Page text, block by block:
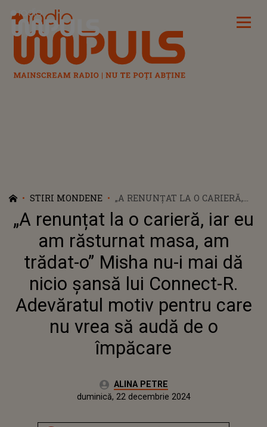
Radio Impuls
STIRI MONDENE
„A RENUNȚAT LA O CARIERĂ,
IAR EU AM RĂSTURNAT MASA,
AM TRĂDAT-O” MISHA NU-I MAI
DĂ NICIO ȘANSĂ LUI CONNECT-
R. ADEVĂRATUL MOTIV PENTRU
CARE NU VREA SĂ AUDĂ DE O
„A renunțat la o carieră, iar eu
am răsturnat masa, am
trădat-o” Misha nu-i mai dă
nicio șansă lui Connect-R.
Adevăratul motiv pentru care
nu vrea să audă de o
împăcare
Autor:ALINA PETRE
luni, 1 ianuarie 2024Actualizat:
duminică, 22 decembrie 2024